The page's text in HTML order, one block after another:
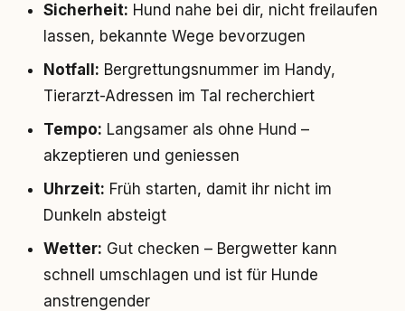
Sicherheit: Hund nahe bei dir, nicht freilaufen
lassen, bekannte Wege bevorzugen
Notfall: Bergrettungsnummer im Handy,
Tierarzt-Adressen im Tal recherchiert
Tempo: Langsamer als ohne Hund –
akzeptieren und geniessen
Uhrzeit: Früh starten, damit ihr nicht im
Dunkeln absteigt
Wetter: Gut checken – Bergwetter kann
schnell umschlagen und ist für Hunde
anstrengender